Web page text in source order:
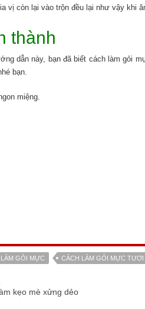
vị còn lại vào trộn đều lại như vậy khi
thành
dẫn này, bạn đã biết cách làm gỏi
bạn.
miệng.
GỎI MỰC CÁCH LÀM GỎI MỰC TƯƠI
kẹo mè xửng dẻo